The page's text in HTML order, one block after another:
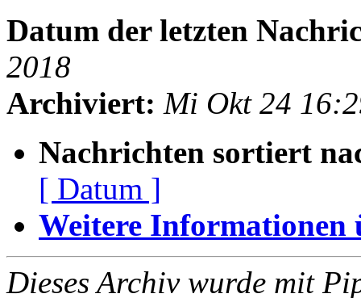
Datum der letzten
2018
Archiviert: Mi Okt 24
Nachrichten sortiert
[ Datum ]
Weitere Informationen
Dieses Archiv wurde mit